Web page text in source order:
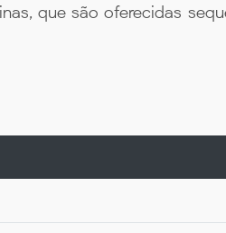
que são oferecidas